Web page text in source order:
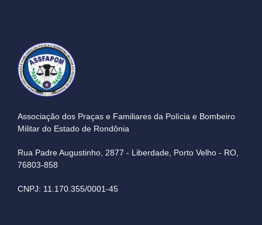
Associação dos Praças e Familiares da Polícia e Bombeiro
Militar do Estado de Rondônia
Rua Padre Augustinho, 2877 - Liberdade, Porto Velho - RO,
76803-858
CNPJ: 11.170.355/0001-45